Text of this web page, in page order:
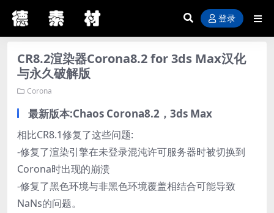
登录
CR8.2渲染器Corona8.2 for 3ds Max汉化
与永久破解版
Corona
最新版本:Chaos Corona8.2，3ds Max
相比CR8.1修复了这些问题:
-修复了渲染引擎在未登录混沌许可服务器时被切换到
Corona时出现的崩溃
-修复了黑色环境与非黑色环境覆盖相结合可能导致
NaNs的问题。